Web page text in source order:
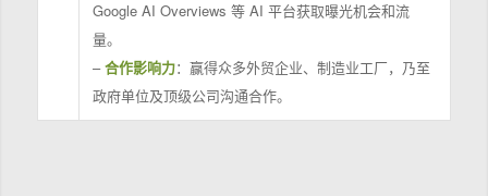
Google AI Overviews 等 AI 平台获取曝光机会和流
量。
–合作影响力：赢得众多外贸企业、制造业工厂，乃至
政府单位及顶级公司沟通合作。